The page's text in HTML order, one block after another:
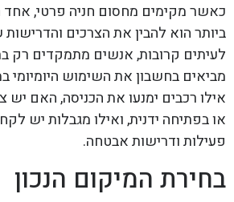
כאשר מקימים מחסום חניה פרטי,
ביותר הוא להבין את הצרכים
לעיתים קרובות, אנשים מתמקדים רק
מביאים בחשבון את השימוש היומיומי
אילו רכבים ימנעו את הכניסה, האם יש
או בפתיחה ידנית, ואילו מגבלות יש
פעילות ודרישות אבטחה.
בחירת המיקום הנכון